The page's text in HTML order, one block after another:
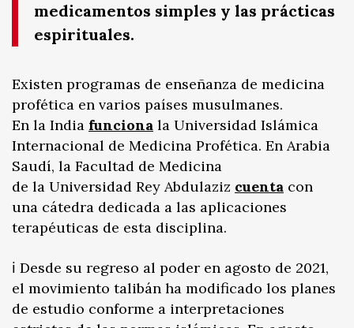
medicamentos simples y las prácticas
espirituales.
Existen programas de enseñanza de medicina
profética en varios países musulmanes.
En la India funciona la Universidad Islámica
Internacional de Medicina Profética. En Arabia
Saudí, la Facultad de Medicina
de la Universidad Rey Abdulaziz cuenta con
una cátedra dedicada a las aplicaciones
terapéuticas de esta disciplina.
ℹ️ Desde su regreso al poder en agosto de 2021,
el movimiento talibán ha modificado los planes
de estudio conforme a interpretaciones